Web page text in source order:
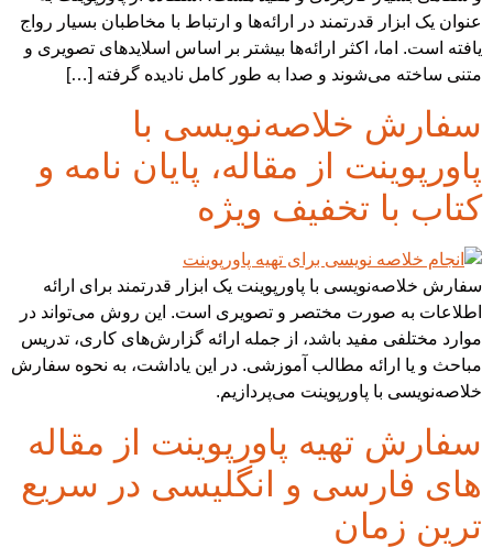
عنوان یک ابزار قدرتمند در ارائه‌ها و ارتباط با مخاطبان بسیار رواج
یافته است. اما، اکثر ارائه‌ها بیشتر بر اساس اسلایدهای تصویری و
متنی ساخته می‌شوند و صدا به طور کامل نادیده گرفته […]
سفارش خلاصه‌نویسی با
پاورپوینت از مقاله، پایان نامه و
کتاب با تخفیف ویژه
سفارش خلاصه‌نویسی با پاورپوینت یک ابزار قدرتمند برای ارائه
اطلاعات به صورت مختصر و تصویری است. این روش می‌تواند در
موارد مختلفی مفید باشد، از جمله ارائه گزارش‌های کاری، تدریس
مباحث و یا ارائه مطالب آموزشی. در این یاداشت، به نحوه سفارش
خلاصه‌نویسی با پاورپوینت می‌پردازیم.
سفارش تهیه پاورپوینت از مقاله
های فارسی و انگلیسی در سریع
ترین زمان